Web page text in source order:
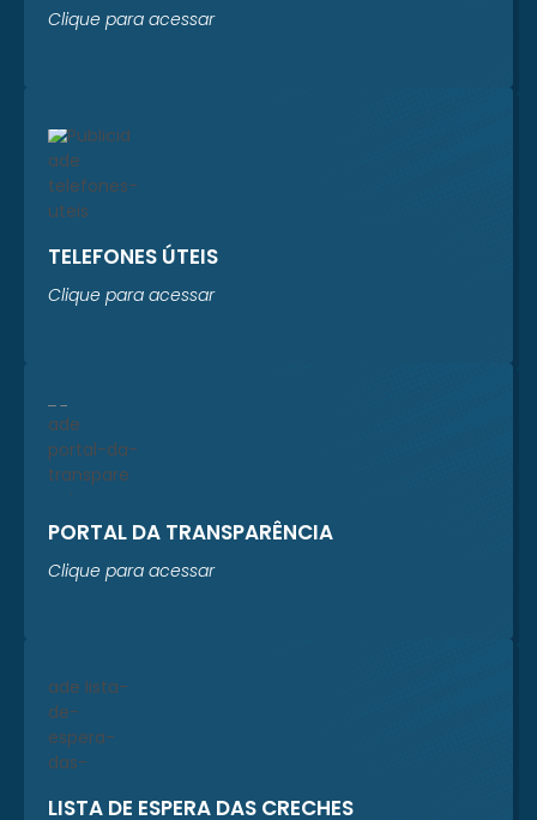
Clique para acessar
TELEFONES ÚTEIS
Clique para acessar
PORTAL DA TRANSPARÊNCIA
Clique para acessar
LISTA DE ESPERA DAS CRECHES